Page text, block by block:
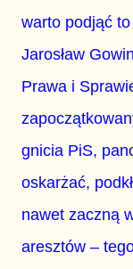
warto podjąć
Jarosław
Prawa i
gnicia PiS,
oskarżać,
nawet zaczną
aresztów –